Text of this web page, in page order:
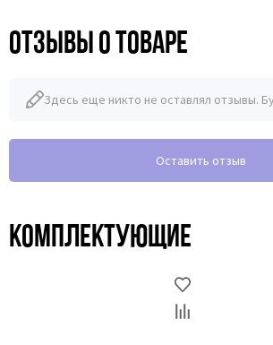
Отзывы о товаре
Здесь еще никто не оставлял отзывы.
Оставить отзыв
Комплектующие